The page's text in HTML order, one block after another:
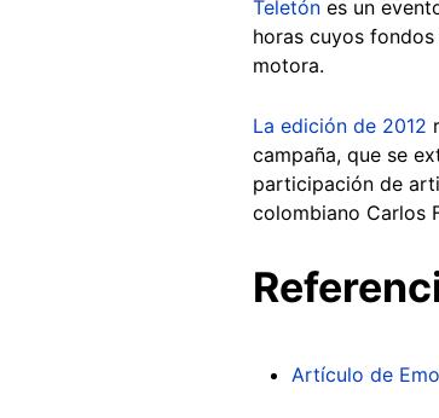
Teletón es un
horas cuyos
motora.
La edición de 2012
campaña, que se
participación de
colombiano Carlos
Artículo de